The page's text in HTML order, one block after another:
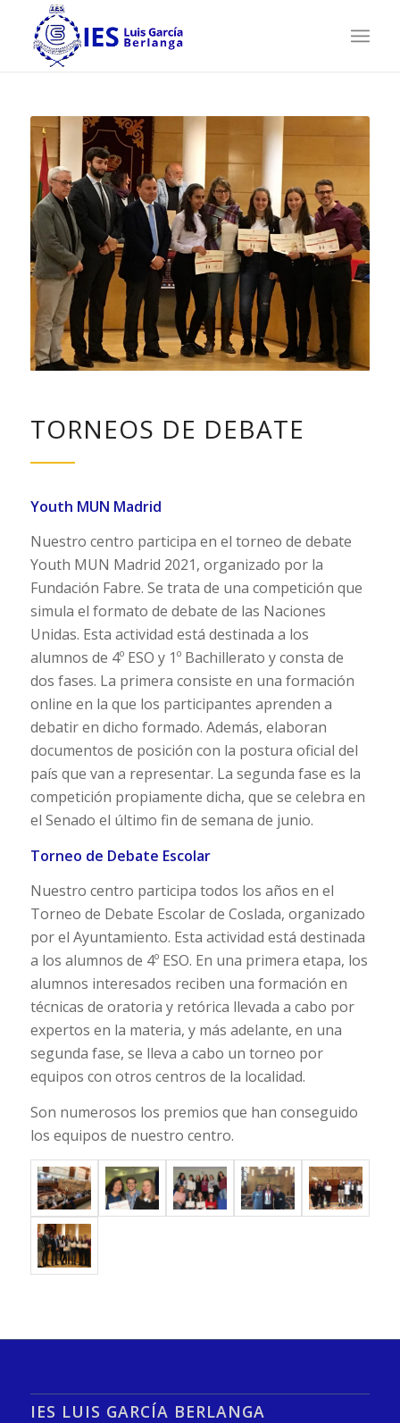
TORNEOS DE DEBATE
Youth MUN Madrid
Nuestro centro participa en el torneo de debate
Youth MUN Madrid 2021, organizado por la
Fundación Fabre. Se trata de una competición que
simula el formato de debate de las Naciones
Unidas. Esta actividad está destinada a los
alumnos de 4º ESO y 1º Bachillerato y consta de
dos fases. La primera consiste en una formación
online en la que los participantes aprenden a
debatir en dicho formado. Además, elaboran
documentos de posición con la postura oficial del
país que van a representar. La segunda fase es la
competición propiamente dicha, que se celebra en
el Senado el último fin de semana de junio.
Torneo de Debate Escolar
Nuestro centro participa todos los años en el
Torneo de Debate Escolar de Coslada, organizado
por el Ayuntamiento. Esta actividad está destinada
a los alumnos de 4º ESO. En una primera etapa, los
alumnos interesados reciben una formación en
técnicas de oratoria y retórica llevada a cabo por
expertos en la materia, y más adelante, en una
segunda fase, se lleva a cabo un torneo por
equipos con otros centros de la localidad.
Son numerosos los premios que han conseguido
los equipos de nuestro centro.
IES LUIS GARCÍA BERLANGA